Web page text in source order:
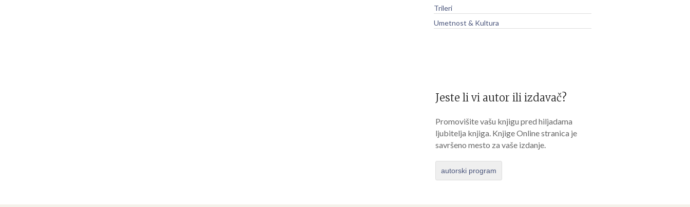
Trileri
Umetnost & Kultura
Jeste li vi autor ili izdavač?
Promovišite vašu knjigu pred hiljadama
ljubitelja knjiga. Knjige Online stranica je
savršeno mesto za vaše izdanje.
autorski program